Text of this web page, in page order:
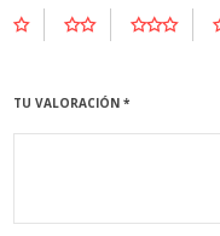
TU VALORACIÓN*